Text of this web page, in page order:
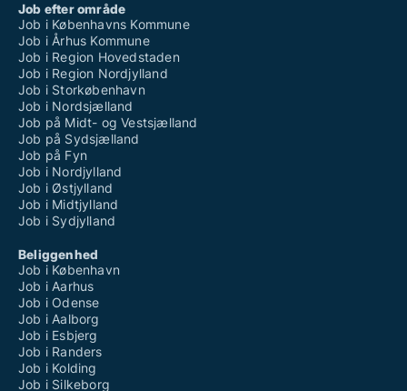
Job efter område
Job i Københavns Kommune
Job i Århus Kommune
Job i Region Hovedstaden
Job i Region Nordjylland
Job i Storkøbenhavn
Job i Nordsjælland
Job på Midt- og Vestsjælland
Job på Sydsjælland
Job på Fyn
Job i Nordjylland
Job i Østjylland
Job i Midtjylland
Job i Sydjylland
Beliggenhed
Job i København
Job i Aarhus
Job i Odense
Job i Aalborg
Job i Esbjerg
Job i Randers
Job i Kolding
Job i Silkeborg